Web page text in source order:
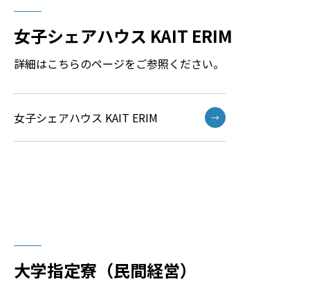
女子シェアハウス KAIT ERIM
詳細はこちらのページをご参照ください。
女子シェアハウス KAIT ERIM →
大学指定寮（民間経営）